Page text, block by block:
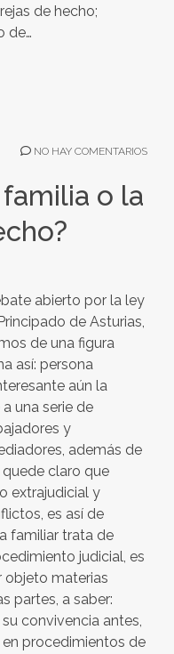
de hecho;
de…
NO HAY COMENTARIOS
o la
abierto por la ley
de Asturias,
de una figura
así: persona
aún la
una serie de
y
además de
claro que
extrajudicial y
es así de
familiar trata de
judicial, es
objeto materias
partes, a saber:
convivencia antes,
procedimientos de